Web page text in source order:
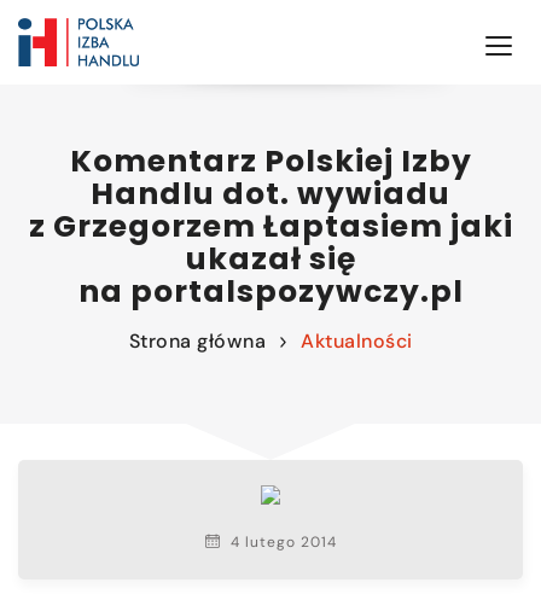
Komentarz Polskiej Izby
Handlu dot. wywiadu
z Grzegorzem Łaptasiem jaki
ukazał się
na portalspozywczy.pl
Strona główna Aktualności
4 lutego 2014